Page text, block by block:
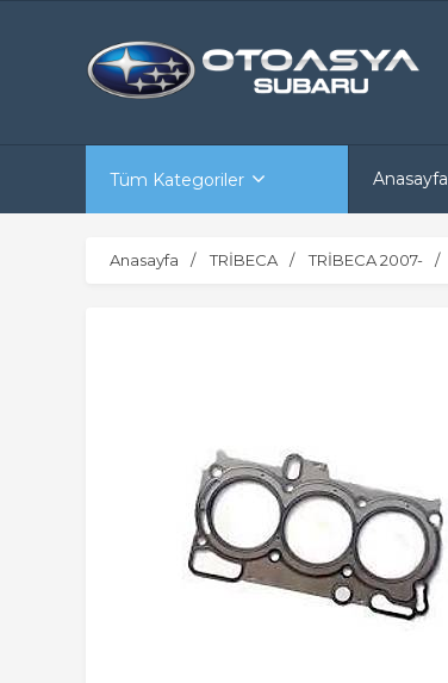
Tüm Kategoriler Anasayfa
Anasayfa TRİBECA TRİBECA 2007-